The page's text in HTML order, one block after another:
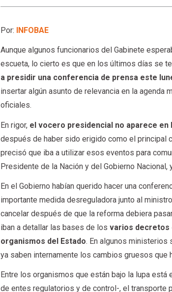
Por: INFOBAE
Aunque algunos funcionarios del Gabinete
escueta, lo cierto es que en los últimos días se
a presidir una conferencia de prensa este
insertar algún asunto de relevancia en la agenda
oficiales.
En rigor, el vocero presidencial no aparece en
después de haber sido erigido como el principal
precisó que iba a utilizar esos eventos para
Presidente de la Nación y del Gobierno Nacional,
En el Gobierno habían querido hacer una
importante medida desreguladora junto al ministro
cancelar después de que la reforma debiera
iban a detallar las bases de losvarios decretos
organismos del Estado. En algunos ministerios
ya saben internamente los cambios gruesos que
Entre los organismos que están bajo la lupa
de entes regulatorios y de control-, el transporte